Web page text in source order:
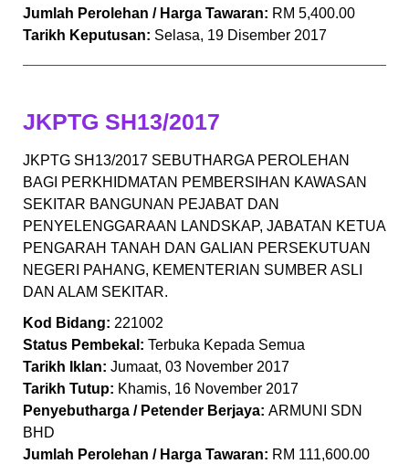
Jumlah Perolehan / Harga Tawaran: RM 5,400.00
Tarikh Keputusan: Selasa, 19 Disember 2017
JKPTG SH13/2017
JKPTG SH13/2017 SEBUTHARGA PEROLEHAN
BAGI PERKHIDMATAN PEMBERSIHAN KAWASAN
SEKITAR BANGUNAN PEJABAT DAN
PENYELENGGARAAN LANDSKAP, JABATAN KETUA
PENGARAH TANAH DAN GALIAN PERSEKUTUAN
NEGERI PAHANG, KEMENTERIAN SUMBER ASLI
DAN ALAM SEKITAR.
Kod Bidang: 221002
Status Pembekal: Terbuka Kepada Semua
Tarikh Iklan: Jumaat, 03 November 2017
Tarikh Tutup: Khamis, 16 November 2017
Penyebutharga / Petender Berjaya: ARMUNI SDN
BHD
Jumlah Perolehan / Harga Tawaran: RM 111,600.00